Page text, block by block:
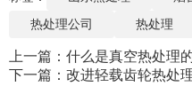
热处理公司
热处理
上一篇： 什么是真空热处理
下一篇： 改进轻载齿轮热处